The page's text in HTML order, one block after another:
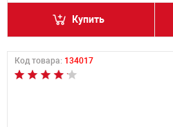
Купить
Код товара: 134017